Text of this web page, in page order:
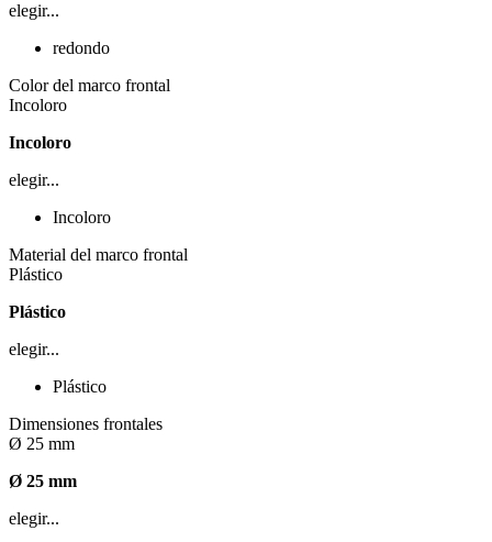
elegir...
redondo
Color del marco frontal
Incoloro
Incoloro
elegir...
Incoloro
Material del marco frontal
Plástico
Plástico
elegir...
Plástico
Dimensiones frontales
Ø 25 mm
Ø 25 mm
elegir...